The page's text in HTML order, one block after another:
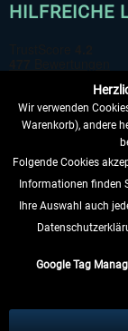
HILFREICHE
VERTRAG
Wir verwenden
Warenkorb), andere
Folgende Cookies
Informationen finden
Ihre Auswahl auch
Google Tag